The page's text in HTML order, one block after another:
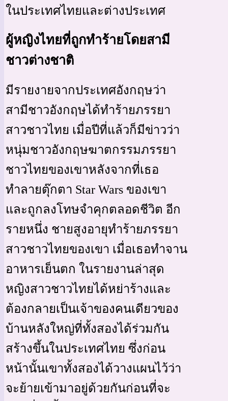
ในประเทศไทยและต่างประเทศ
ผู้หญิงไทยที่ถูกทำร้ายโดยสามี
ชาวต่างชาติ
มีรายงายจากประเทศอังกฤษว่า
สามีชาวอังกฤษได้ทำร้ายภรรยา
สาวชาวไทย เมื่อปีที่แล้วก็มีข่าวว่า
หนุ่มชาวอังกฤษฆาตกรรมภรรยา
ชาวไทยของเขาหลังจากที่เธอ
ทำลายตุ๊กตา Star Wars ของเขา
และถูกลงโทษจำคุกตลอดชีวิต อีก
รายหนึ่ง ชายสูงอายุทำร้ายภรรยา
สาวชาวไทยของเขา เมื่อเธอทำจาน
อาหารเย็นตก ในรายงานล่าสุด
หญิงสาวชาวไทยได้หย่าร้างและ
ต้องกลายเป็นเจ้าของคนเดียวของ
บ้านหลังใหญ่ที่ทั้งสองได้ร่วมกัน
สร้างขึ้นในประเทศไทย ซึ่งก่อน
หน้านั้นเขาทั้งสองได้วางแผนไว้ว่า
จะย้ายเข้ามาอยู่ด้วยกันก่อนที่จะ